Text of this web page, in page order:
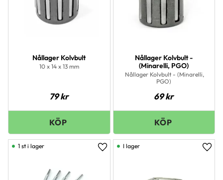
Nållager Kolvbult
10 x 14 x 13 mm
79kr
Nållager Kolvbult -
(Minarelli, PGO)
Nållager Kolvbult - (Minarelli,
PGO)
69kr
Lägg till i favoriter
1 st i lager I lager